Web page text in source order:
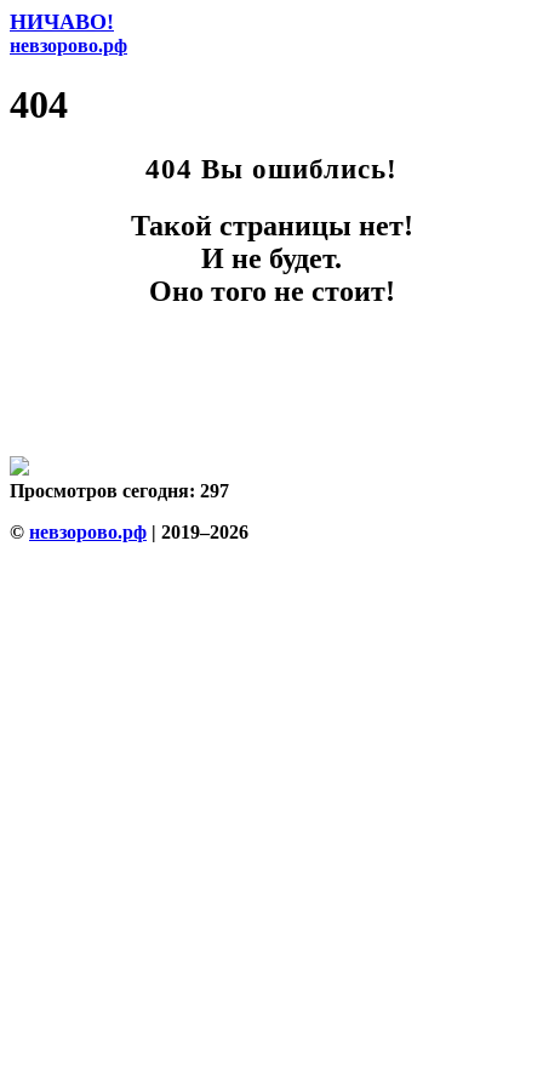
НИЧАВО!
невзорово.рф
404
404 Вы ошиблись!
Такой страницы нет!
И не будет.
Оно того не стоит!
Просмотров сегодня: 297
© невзорово.рф | 2019–2026